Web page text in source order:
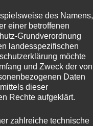
des Namens,
einer betroffenen
Grundverordnung
landesspezifischen
möchte
und Zweck der von
Daten
dieser
Rechte aufgeklärt.
zahlreiche technische